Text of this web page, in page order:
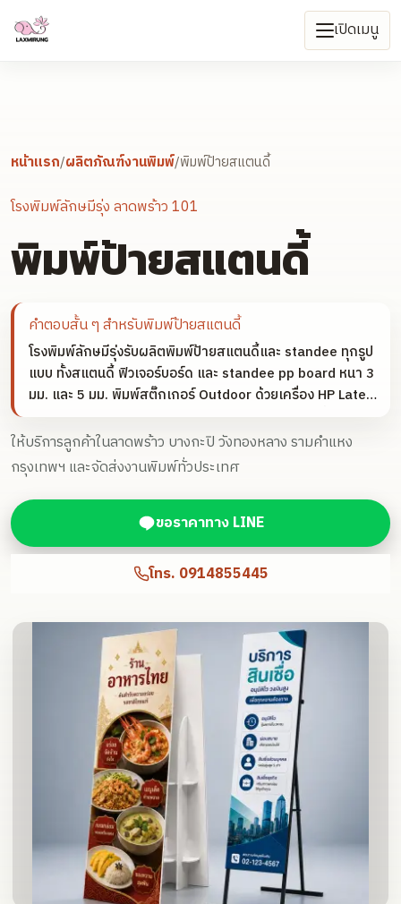
เปิดเมนู
หน้าแรก/ผลิตภัณฑ์งานพิมพ์/พิมพ์ป้ายสแตนดี้
โรงพิมพ์ลักษมีรุ่ง ลาดพร้าว 101
พิมพ์ป้ายสแตนดี้
คำตอบสั้น ๆ สำหรับพิมพ์ป้ายสแตนดี้
โรงพิมพ์ลักษมีรุ่งรับผลิตพิมพ์ป้ายสแตนดี้และ standee ทุกรูป
แบบ ทั้งสแตนดี้ ฟิวเจอร์บอร์ด และ standee pp board หนา 3
มม. และ 5 มม. พิมพ์สติ๊กเกอร์ Outdoor ด้วยเครื่อง HP Latex
และสแตนดี้คน เลือกใช้ PP Board หนา 5 มม. พร้อมโครงหลัง
ขาตั้งปีกผีเสื้อหรือขาตั้งเหล็กที่แข็งแรงทนทาน
ให้บริการลูกค้าในลาดพร้าว บางกะปิ วังทองหลาง รามคำแหง
กรุงเทพฯ และจัดส่งงานพิมพ์ทั่วประเทศ
ขอราคาทาง LINE
โทร. 0914855445